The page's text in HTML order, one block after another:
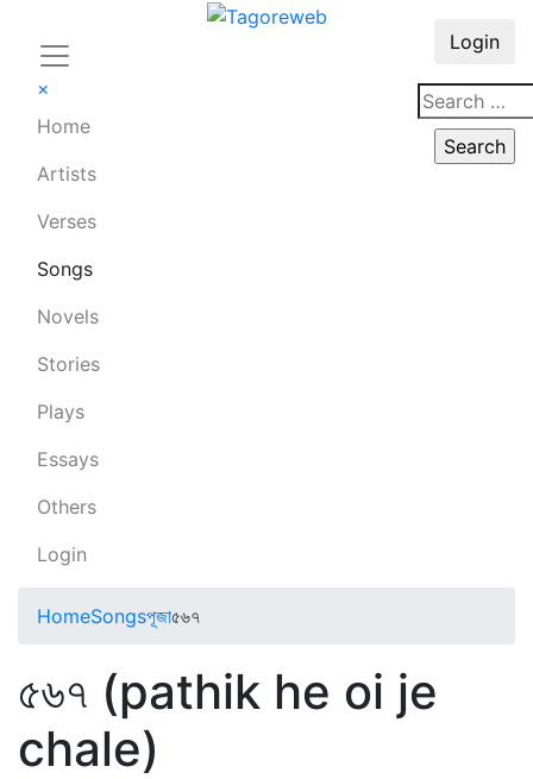
×
Home
Artists
Verses
Songs
Novels
Stories
Plays
Essays
Others
Login
Login
HomeSongsপূজা৫৬৭
৫৬৭ (pathik he oi je
chale)